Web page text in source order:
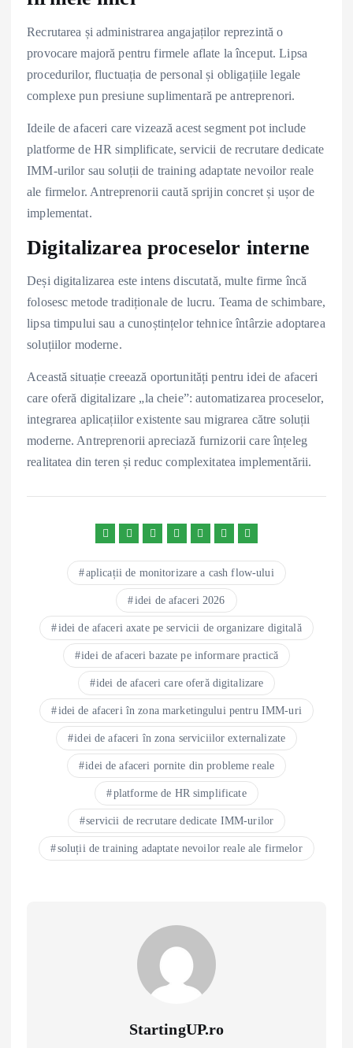
Recrutarea și administrarea angajaților reprezintă o
provocare majoră pentru firmele aflate la început. Lipsa
procedurilor, fluctuația de personal și obligațiile legale
complexe pun presiune suplimentară pe antreprenori.
Ideile de afaceri care vizează acest segment pot include
platforme de HR simplificate, servicii de recrutare dedicate
IMM-urilor sau soluții de training adaptate nevoilor reale
ale firmelor. Antreprenorii caută sprijin concret și ușor de
implementat.
Digitalizarea proceselor interne
Deși digitalizarea este intens discutată, multe firme încă
folosesc metode tradiționale de lucru. Teama de schimbare,
lipsa timpului sau a cunoștințelor tehnice întârzie adoptarea
soluțiilor moderne.
Această situație creează oportunități pentru idei de afaceri
care oferă digitalizare „la cheie”: automatizarea proceselor,
integrarea aplicațiilor existente sau migrarea către soluții
moderne. Antreprenorii apreciază furnizorii care înțeleg
realitatea din teren și reduc complexitatea implementării.
aplicații de monitorizare a cash flow-ului
idei de afaceri 2026
idei de afaceri axate pe servicii de organizare digitală
idei de afaceri bazate pe informare practică
idei de afaceri care oferă digitalizare
idei de afaceri în zona marketingului pentru IMM-uri
idei de afaceri în zona serviciilor externalizate
idei de afaceri pornite din probleme reale
platforme de HR simplificate
servicii de recrutare dedicate IMM-urilor
soluții de training adaptate nevoilor reale ale firmelor
StartingUP.ro